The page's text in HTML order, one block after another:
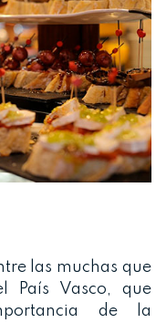
las muchas que
País Vasco, que
de la